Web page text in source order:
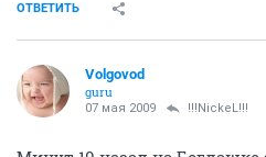
ОТВЕТИТЬ
Volgovod
guru
07 мая 2009 !!!NickeL!!!